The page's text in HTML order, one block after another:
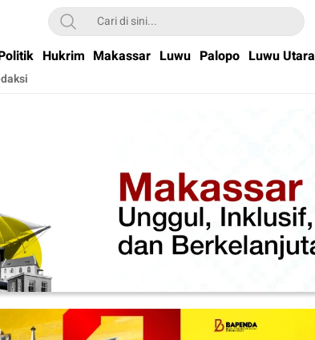
Hukrim Makassar Luwu Palopo Luwu Utara